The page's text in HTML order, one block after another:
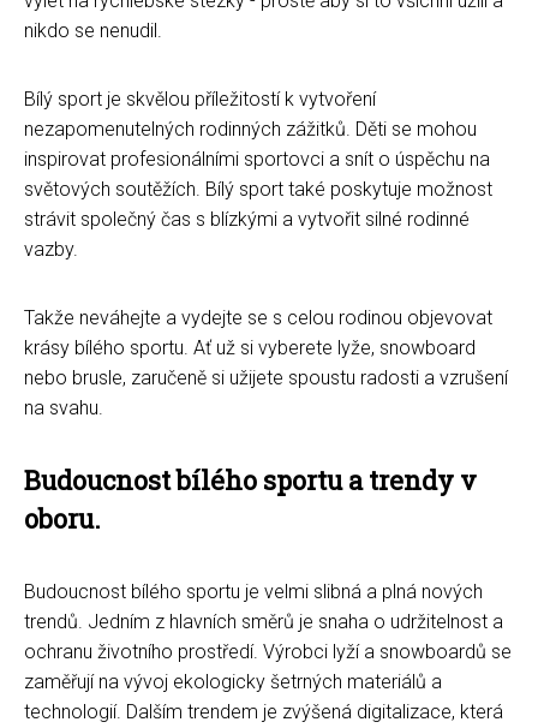
nikdo se nenudil.
Bílý sport je skvělou příležitostí k vytvoření
nezapomenutelných rodinných zážitků. Děti se mohou
inspirovat profesionálními sportovci a snít o úspěchu na
světových soutěžích. Bílý sport také poskytuje možnost
strávit společný čas s blízkými a vytvořit silné rodinné
vazby.
Takže neváhejte a vydejte se s celou rodinou objevovat
krásy bílého sportu. Ať už si vyberete lyže, snowboard
nebo brusle, zaručeně si užijete spoustu radosti a vzrušení
na svahu.
Budoucnost bílého sportu a trendy v
oboru.
Budoucnost bílého sportu je velmi slibná a plná nových
trendů. Jedním z hlavních směrů je snaha o udržitelnost a
ochranu životního prostředí. Výrobci lyží a snowboardů se
zaměřují na vývoj ekologicky šetrných materiálů a
technologií. Dalším trendem je zvýšená digitalizace, která